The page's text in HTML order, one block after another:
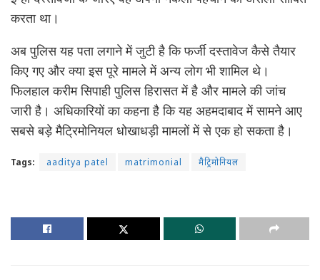
करता था।
अब पुलिस यह पता लगाने में जुटी है कि फर्जी दस्तावेज कैसे तैयार
किए गए और क्या इस पूरे मामले में अन्य लोग भी शामिल थे।
फिलहाल करीम सिपाही पुलिस हिरासत में है और मामले की जांच
जारी है। अधिकारियों का कहना है कि यह अहमदाबाद में सामने आए
सबसे बड़े मैट्रिमोनियल धोखाधड़ी मामलों में से एक हो सकता है।
Tags: aaditya patel matrimonial मैट्रिमोनियल